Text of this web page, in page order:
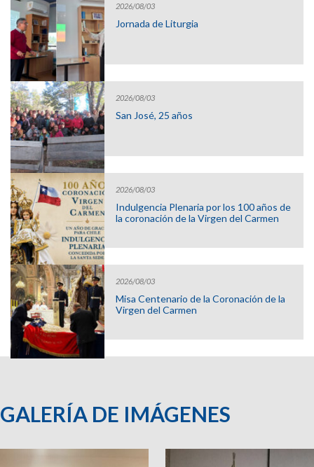
2026/08/03
Jornada de Liturgia
2026/08/03
San José, 25 años
2026/08/03
Indulgencia Plenaria por los 100 años de
la coronación de la Virgen del Carmen
2026/08/03
Misa Centenario de la Coronación de la
Virgen del Carmen
GALERÍA DE IMÁGENES